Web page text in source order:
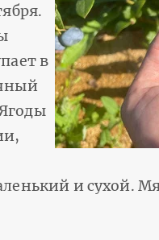
в
и сухой.